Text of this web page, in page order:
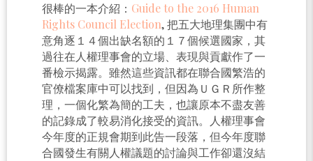
很棒的一本介紹： Guide to the 2016 Human
Rights Council Election, 把五大地理集團中有
意角逐１４個出缺名額的１７個候選國家，其
過往在人權理事會的立場、表現與貢獻作了一
番檢示揭露。雖然這些資訊都在聯合國繁浩的
官僚檔案庫中可以找到，但因為ＵＧＲ所作整
理，一個化繁為簡的工夫，也讓原本不盡友善
的記錄成了較易消化接受的資訊。人權理事會
今年度的正規會期到此告一段落，但今年度聯
合國發生有關人權議題的討論與工作卻還沒結